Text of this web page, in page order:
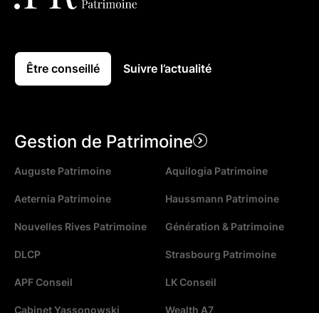
Être conseillé Suivre l’actualité
Gestion de Patrimoine
Auguste Patrimoine Aquilogia Patrimoine
Aeternia Patrimoine Haussmann Patrimoine
Nouvelles Rives Patrimoine Génération & Patrimoine
DLCP Strasbourg Patrimoine
APF Conseil LK Conseil
Cabinet Yassonowski Wealth A7